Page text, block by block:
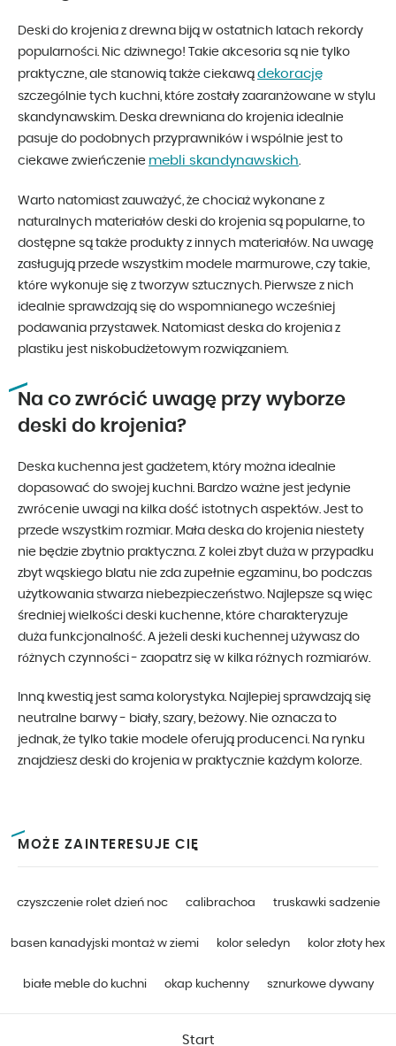
Deski do krojenia z drewna biją w ostatnich latach rekordy
popularności. Nic dziwnego! Takie akcesoria są nie tylko
praktyczne, ale stanowią także ciekawą dekorację
szczególnie tych kuchni, które zostały zaaranżowane w stylu
skandynawskim. Deska drewniana do krojenia idealnie
pasuje do podobnych przyprawników i wspólnie jest to
ciekawe zwieńczenie mebli skandynawskich.
Warto natomiast zauważyć, że chociaż wykonane z
naturalnych materiałów deski do krojenia są popularne, to
dostępne są także produkty z innych materiałów. Na uwagę
zasługują przede wszystkim modele marmurowe, czy takie,
które wykonuje się z tworzyw sztucznych. Pierwsze z nich
idealnie sprawdzają się do wspomnianego wcześniej
podawania przystawek. Natomiast deska do krojenia z
plastiku jest niskobudżetowym rozwiązaniem.
Na co zwrócić uwagę przy wyborze
deski do krojenia?
Deska kuchenna jest gadżetem, który można idealnie
dopasować do swojej kuchni. Bardzo ważne jest jedynie
zwrócenie uwagi na kilka dość istotnych aspektów. Jest to
przede wszystkim rozmiar. Mała deska do krojenia niestety
nie będzie zbytnio praktyczna. Z kolei zbyt duża w przypadku
zbyt wąskiego blatu nie zda zupełnie egzaminu, bo podczas
użytkowania stwarza niebezpieczeństwo. Najlepsze są więc
średniej wielkości deski kuchenne, które charakteryzuje
duża funkcjonalność. A jeżeli deski kuchennej używasz do
różnych czynności - zaopatrz się w kilka różnych rozmiarów.
Inną kwestią jest sama kolorystyka. Najlepiej sprawdzają się
neutralne barwy - biały, szary, beżowy. Nie oznacza to
jednak, że tylko takie modele oferują producenci. Na rynku
znajdziesz deski do krojenia w praktycznie każdym kolorze.
MOŻE ZAINTERESUJE CIĘ
czyszczenie rolet dzień noc calibrachoa truskawki sadzenie
basen kanadyjski montaż w ziemi kolor seledyn kolor złoty hex
białe meble do kuchni okap kuchenny sznurkowe dywany
Start